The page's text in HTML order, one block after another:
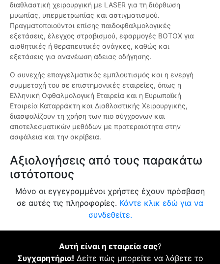
διαθλαστική χειρουργική με LASER για τη διόρθωση
μυωπίας, υπερμετρωπίας και αστιγματισμού.
Πραγματοποιούνται επίσης παιδοφθαλμολογικές
εξετάσεις, έλεγχος στραβισμού, εφαρμογές BOTOX για
αισθητικές ή θεραπευτικές ανάγκες, καθώς και
εξετάσεις για ανανέωση άδειας οδήγησης.
Ο συνεχής επαγγελματικός εμπλουτισμός και η ενεργή
συμμετοχή του σε επιστημονικές εταιρείες, όπως η
Ελληνική Οφθαλμολογική Εταιρεία και η Ευρωπαϊκή
Εταιρεία Καταρράκτη και Διαθλαστικής Χειρουργικής,
διασφαλίζουν τη χρήση των πιο σύγχρονων και
αποτελεσματικών μεθόδων με προτεραιότητα στην
ασφάλεια και την ακρίβεια.
Αξιολογήσεις από τους παρακάτω
ιστότοπους
Μόνο οι εγγεγραμμένοι χρήστες έχουν πρόσβαση
σε αυτές τις πληροφορίες. Κάντε κλικ εδώ για να
συνδεθείτε.
Αυτή είναι η εταιρεία σας?
Συγχαρητήρια! Δείτε πώς μπορείτε να λάβετε το